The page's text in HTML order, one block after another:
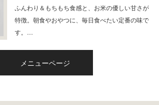
ふんわり＆もちもち食感と、お米の優しい甘さが
特徴。朝食やおやつに、毎日食べたい定番の味で
す。…
メニューページ